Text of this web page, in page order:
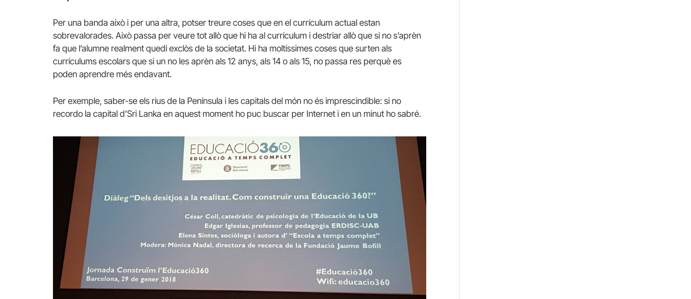
Per una banda això i per una altra, potser treure coses que en el currículum actual estan
sobrevalorades. Això passa per veure tot allò que hi ha al currículum i destriar allò que si no s’aprèn
fa que l’alumne realment quedi exclòs de la societat. Hi ha moltíssimes coses que surten als
currículums escolars que si un no les aprèn als 12 anys, als 14 o als 15, no passa res perquè es
poden aprendre més endavant.
Per exemple, saber-se els rius de la Península i les capitals del món no és imprescindible: si no
recordo la capital d’Sri Lanka en aquest moment ho puc buscar per Internet i en un minut ho sabré.